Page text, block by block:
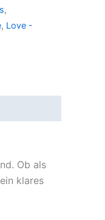
,
, Love -
Ob als
klares